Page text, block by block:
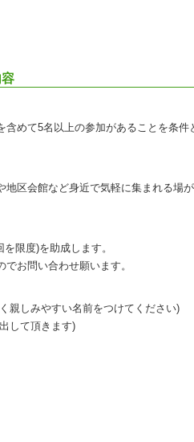
含めて5名以上の参加があることを条件
地区会館など身近で気軽に集まれる場
限度)を助成します。
お問い合わせ願います。
親しみやすい名前をつけてください)
して頂きます)